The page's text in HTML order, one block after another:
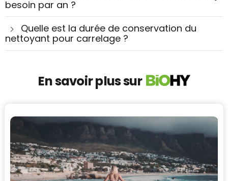
besoin par an ?
Quelle est la durée de conservation du
nettoyant pour carrelage ?
En savoir plus sur